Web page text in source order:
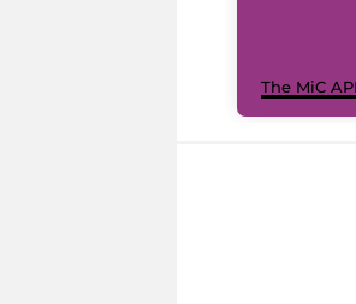
The MiC